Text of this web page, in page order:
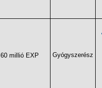
60 millió EXP Gyógyszerész